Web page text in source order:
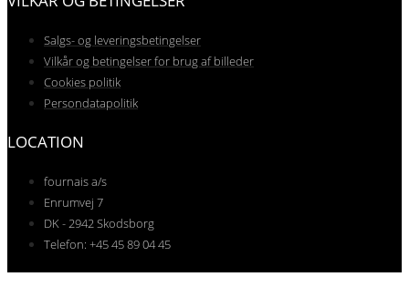
Salgs- og leveringsbetingelser
Vilkår og betingelser for brug af billeder
Cookies politik
Persondatapolitik
LOCATION
fournais a/s
Enrumvej 7
DK - 2942 Skodsborg
Telefon: +45 45 89 04 45